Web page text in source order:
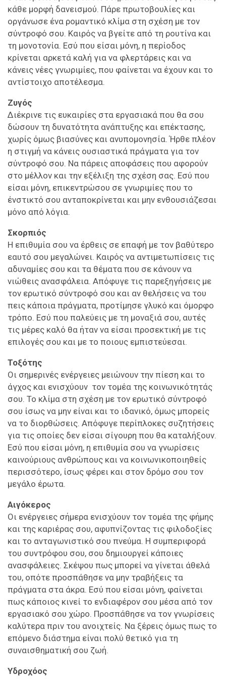
κάθε μορφή δανεισμού. Πάρε πρωτοβουλίες και
οργάνωσε ένα ρομαντικό κλίμα στη σχέση με τον
σύντροφό σου. Καιρός να βγείτε από τη ρουτίνα και
τη μονοτονία. Εσύ που είσαι μόνη, η περίοδος
κρίνεται αρκετά καλή για να φλερτάρεις και να
κάνεις νέες γνωριμίες, που φαίνεται να έχουν και το
αντίστοιχο αποτέλεσμα.
Ζυγός
Διέκρινε τις ευκαιρίες στα εργασιακά που θα σου
δώσουν τη δυνατότητα ανάπτυξης και επέκτασης,
χωρίς όμως βιασύνες και ανυπομονησία. Ήρθε πλέον
η στιγμή να κάνεις ουσιαστικά πράγματα για τον
σύντροφό σου. Να πάρεις αποφάσεις που αφορούν
στο μέλλον και την εξέλιξη της σχέση σας. Εσύ που
είσαι μόνη, επικεντρώσου σε γνωριμίες που το
ένστικτό σου ανταποκρίνεται και μην ενθουσιάζεσαι
μόνο από λόγια.
Σκορπιός
Η επιθυμία σου να έρθεις σε επαφή με τον βαθύτερο
εαυτό σου μεγαλώνει. Καιρός να αντιμετωπίσεις τις
αδυναμίες σου και τα θέματα που σε κάνουν να
νιώθεις ανασφάλεια. Απόφυγε τις παρεξηγήσεις με
τον ερωτικό σύντροφό σου και αν θελήσεις να του
πεις κάποια πράγματα, προτίμησε γλυκό και όμορφο
τρόπο. Εσύ που παλεύεις με τη μοναξιά σου, αυτές
τις μέρες καλό θα ήταν να είσαι προσεκτική με τις
επιλογές σου και με το ποιους εμπιστεύεσαι.
Τοξότης
Οι σημερινές ενέργειες μειώνουν την πίεση και το
άγχος και ενισχύουν τον τομέα της κοινωνικότητάς
σου. Το κλίμα στη σχέση με τον ερωτικό σύντροφό
σου ίσως να μην είναι και το ιδανικό, όμως μπορείς
να το διορθώσεις. Απόφυγε περίπλοκες συζητήσεις
για τις οποίες δεν είσαι σίγουρη που θα καταλήξουν.
Εσύ που είσαι μόνη, η επιθυμία σου να γνωρίσεις
καινούριους ανθρώπους και να κοινωνικοποιηθείς
περισσότερο, ίσως φέρει και στον δρόμο σου τον
μεγάλο έρωτα.
Αιγόκερος
Οι ενέργειες σήμερα ενισχύουν τον τομέα της φήμης
και της καριέρας σου, αφυπνίζοντας τις φιλοδοξίες
και το ανταγωνιστικό σου πνεύμα. Η συμπεριφορά
του συντρόφου σου, σου δημιουργεί κάποιες
ανασφάλειες. Σκέψου πως μπορεί να γίνεται άθελά
του, οπότε προσπάθησε να μην τραβήξεις τα
πράγματα στα άκρα. Εσύ που είσαι μόνη, φαίνεται
πως κάποιος κινεί το ενδιαφέρον σου μέσα από τον
εργασιακό σου χώρο. Προσπάθησε να τον γνωρίσεις
καλύτερα πριν του ανοιχτείς. Να ξέρεις όμως πως το
επόμενο διάστημα είναι πολύ θετικό για τη
συναισθηματική σου ζωή.
Υδροχόος